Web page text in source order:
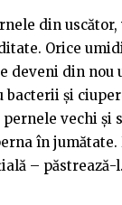
din
Orice
deveni din nou
și
vechi și
în jumătate.
– păstrează-